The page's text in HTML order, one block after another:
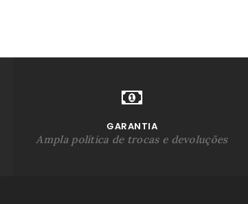
GARANTIA
Ampla política de trocas e devoluções